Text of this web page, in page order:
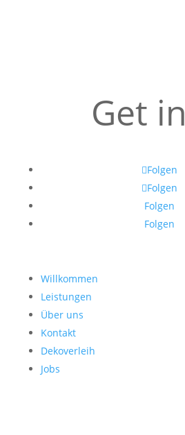
Get in
Folgen
Folgen
Folgen
Folgen
Willkommen
Leistungen
Über uns
Kontakt
Dekoverleih
Jobs